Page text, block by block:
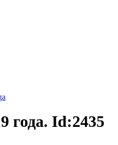
года. Id:2435